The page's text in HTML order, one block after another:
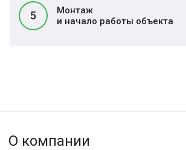
5
Монтаж
и начало работы объекта
О компании